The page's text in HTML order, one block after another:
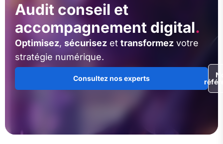
Audit conseil et
accompagnement digital.
Optimisez, sécurisez et transformez votre
stratégie numérique.
Consultez nos experts